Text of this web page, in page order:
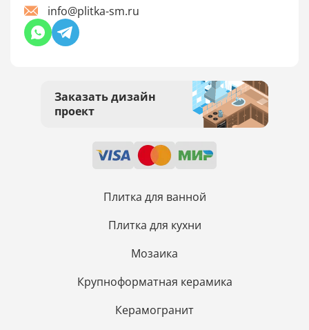
Плитка для ванной
Плитка для кухни
Мозаика
Крупноформатная керамика
Керамогранит
Заказать дизайн
проект
info@plitka-sm.ru